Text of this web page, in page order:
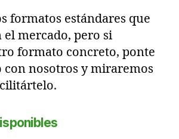
formatos estándares que
el mercado, pero si
formato concreto, ponte
con nosotros y miraremos